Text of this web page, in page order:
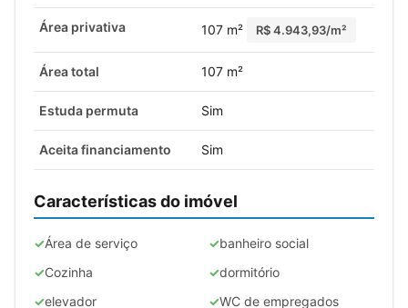
Área privativa 107 m² R$ 4.943,93/m²
Área total 107 m²
Estuda permuta Sim
Aceita financiamento Sim
Características do imóvel
Área de serviço
banheiro social
Cozinha
dormitório
elevador
WC de empregados